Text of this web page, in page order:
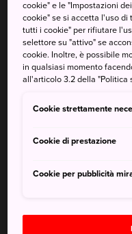
Il Senjokaku, la
Una passeggiata
(torii) con la bassa
Come
Guida ai
cookie" e le "Impostazioni
cookie" se si accetta l'uso di
tutti i cookie" per rifiutare
selettore su "attivo" se
cookie. Inoltre, è possibile
in qualsiasi momento
all'articolo 3.2 della "Politica
Cookie strettamente
Cookie di prestazione
Cookie per pubblicità